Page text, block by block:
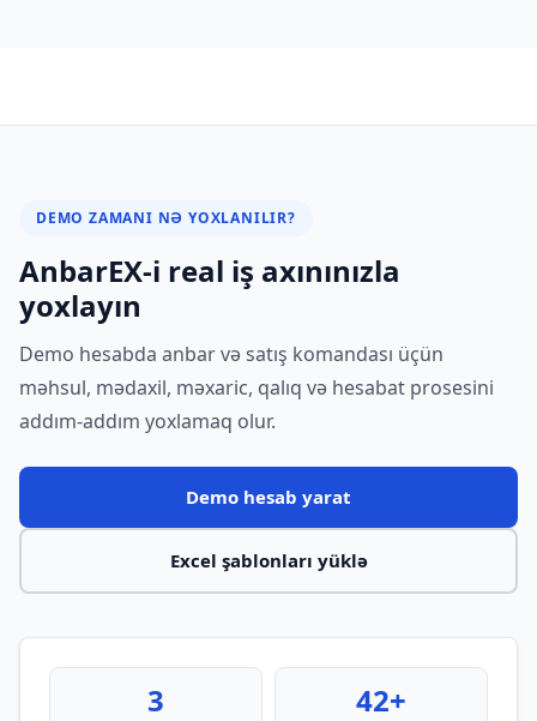
DEMO ZAMANI NƏ YOXLANILIR?
AnbarEX-i real iş axınınızla
yoxlayın
Demo hesabda anbar və satış komandası üçün
məhsul, mədaxil, məxaric, qalıq və hesabat prosesini
addım-addım yoxlamaq olur.
Demo hesab yarat
Excel şablonları yüklə
3 42+